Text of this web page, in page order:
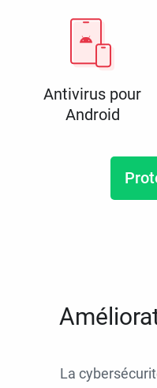
Antivirus pour
Android
La